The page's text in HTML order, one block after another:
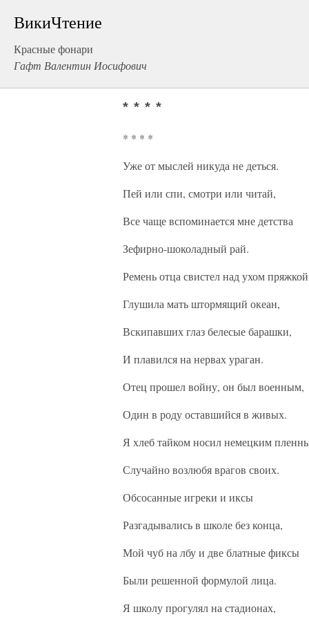
ВикиЧтение
Красные фонари
Гафт Валентин Иосифович
* * * *
* * * *
Уже от мыслей никуда не деться.
Пей или спи, смотри или читай,
Все чаще вспоминается мне детства
Зефирно-шоколадный рай.
Ремень отца свистел над ухом
Глушила мать штормящий океан,
Вскипавших глаз белесые барашки,
И плавился на нервах ураган.
Отец прошел войну, он был военным,
Один в роду оставшийся в живых.
Я хлеб тайком носил немецким
Случайно возлюбя врагов своих.
Обсосанные игреки и иксы
Разгадывались в школе без конца,
Мой чуб на лбу и две блатные фиксы
Были решенной формулой лица.
Я школу прогулял на стадионах,